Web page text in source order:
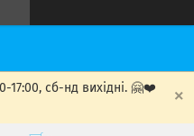
17:00, сб-нд вихідні. 🤗❤️